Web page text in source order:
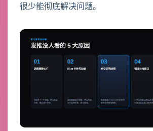
很少能彻底解决问题。